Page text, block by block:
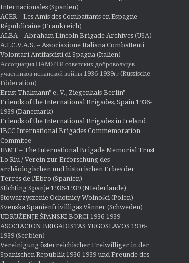
Internacionales (Spanien)
ACER – Les Amis des Combattants en Espagne
Républicaine (Frankreich)
ALBA – Abraham Lincoln Brigade Archives(USA)
A.I.C.V.A.S. – Associazione Italiana Combattenti
Volontari Antifascisti di Spagna (Italien)
Ассоциация ПАМЯТИ советских добровольцев
участников испанской войны 1936-1939гг (Russische
Föderation)
Ernst Thälmann" e. V., Ziegenhals-Berlin"
Friends of the International Brigades, Spain 1936-
1939 (Dänemark)
Friends of the International Brigades in Ireland
IBCC International Brigades Commemoration
Commitee
IBMT – The International Brigade Memorial Trust
Lo Riu / Verein zur Erforschung des
archäologischen und historischen Erbes der
Terres de l'Ebro (Spanien)
Stichting Spanje 1936-1939 (NIederlande)
Stowarzyszenie Ochotnicy Wolności (Polen)
Svenska Spanienfrivilligas Vänner (Schweden)
UDRUŽENJE ŠPANSKI BORCI 1936-1939 -
ASOCIACION BRIGADISTAS YUGOSLAVOS 1936-
1939(Serbien)
Vereinigung österreichischer Freiwilliger in der
Spanischen Republik 1936-1939 und Freunde des